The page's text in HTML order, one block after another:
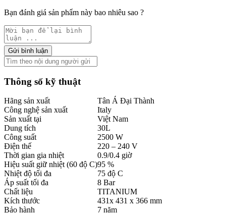
Bạn đánh giá sản phẩm này bao nhiêu sao ?
Gửi bình luận
Thông số kỹ thuật
Hãng sản xuất
Tân Á Đại Thành
Công nghệ sản xuất
Italy
Sản xuất tại
Việt Nam
Dung tích
30L
Công suất
2500 W
Điện thế
220 – 240 V
Thời gian gia nhiệt
0.9/0.4 giờ
Hiệu suất giữ nhiệt (60 độ C)95 %
Nhiệt độ tối đa
75 độ C
Áp suất tối đa
8 Bar
Chất liệu
TITANIUM
Kích thước
431x 431 x 366 mm
Bảo hành
7 năm